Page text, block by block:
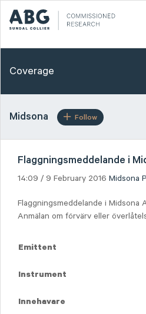
Coverage
Midsona Follow
Flaggningsmeddelande i
14:09 / 9 February 2016 Midsona
Flaggningsmeddelande i Midsona
Anmälan om förvärv eller
Emittent
Instrument
Innehavare